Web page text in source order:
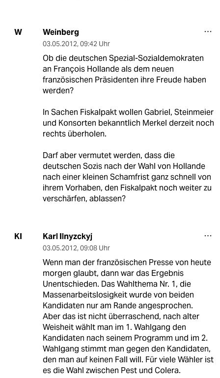
W Weinberg
03.05.2012, 09:42 Uhr
Ob die deutschen Spezial-Sozialdemokraten
an François Hollande als dem neuen
französischen Präsidenten ihre Freude haben
werden?
In Sachen Fiskalpakt wollen Gabriel, Steinmeier
und Konsorten bekanntlich Merkel derzeit noch
rechts überholen.
Darf aber vermutet werden, dass die
deutschen Sozis nach der Wahl von Hollande
nach einer kleinen Schamfrist ganz schnell von
ihrem Vorhaben, den Fiskalpakt noch weiter zu
verschärfen, ablassen?
KI Karl Ilnyzckyj
03.05.2012, 09:08 Uhr
Wenn man der französischen Presse von heute
morgen glaubt, dann war das Ergebnis
Unentschieden. Das Wahlthema Nr. 1, die
Massenarbeitslosigkeit wurde von beiden
Kandidaten nur am Rande angesprochen.
Aber das ist nicht überraschend, nach alter
Weisheit wählt man im 1. Wahlgang den
Kandidaten nach seinem Programm und im 2.
Wahlgang stimmt man gegen den Kandidaten,
den man auf keinen Fall will. Für viele Wähler ist
es die Wahl zwischen Pest und Colera.